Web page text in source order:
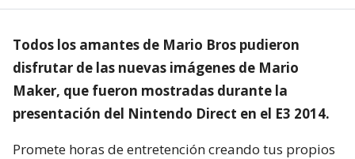
Todos los amantes de Mario Bros pudieron
disfrutar de las nuevas imágenes de Mario
Maker, que fueron mostradas durante la
presentación del Nintendo Direct en el E3 2014.
Promete horas de entretención creando tus propios